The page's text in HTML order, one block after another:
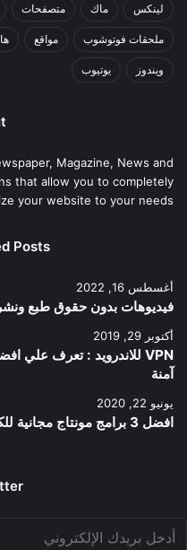
لينكس ماك متصفحات
ملحقات فوتوشوب مواقع
ويندوز يوتيوب
Magazine, News and
that allow you to completely
your website to your needs.
Posts
أغسطس 16, 2022
فيديوهات بدون حقوق طبع ونشر
أكتوبر 29, 2019
آمنة
يونيو 22, 2020
افضل 3 برامج مونتاج مجانية للكمبيوتر تعمل على الاجهزة الضعيفة
أدخل
بريدك